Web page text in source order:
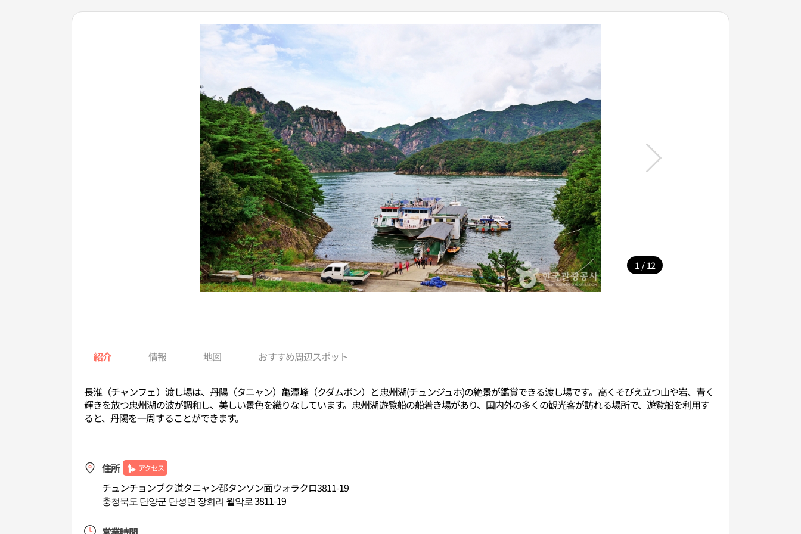
1 / 12
紹介 情報 地図 おすすめ周辺スポット
長淮（チャンフェ）渡し場は、丹陽（タニャン）亀潭峰（クダムボン）と忠州湖(チュンジュホ)の絶景が鑑賞できる渡し場です。高くそびえ立つ山や岩、青く
輝きを放つ忠州湖の波が調和し、美しい景色を織りなしています。忠州湖遊覧船の船着き場があり、国内外の多くの観光客が訪れる場所で、遊覧船を利用す
ると、丹陽を一周することができます。
住所 アクセス
チュンチョンブク道タニャン郡タンソン面ウォラクロ3811-19
충청북도 단양군 단성면 장회리 월악로 3811-19